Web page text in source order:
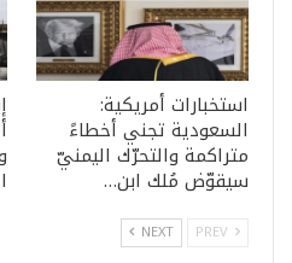
استخبارات أمريكية:
السعودية تجني أخطاءً
متراكمة والتحرّك اليمنيّ
سيقوّض مُلك ابن…
NEXT